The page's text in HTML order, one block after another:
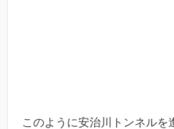
このように安治川トンネルを